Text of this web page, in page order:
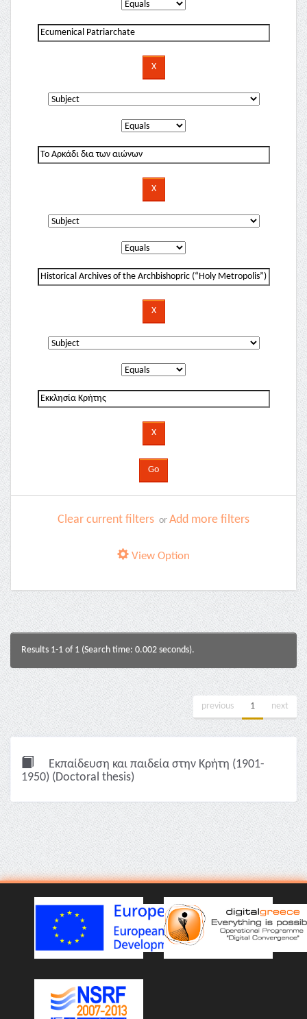
Clear current filters or Add more filters
View Option
Results 1-1 of 1 (Search time: 0.002 seconds).
previous 1 next
Εκπαίδευση και παιδεία στην Κρήτη (1901-
1950) (Doctoral thesis)